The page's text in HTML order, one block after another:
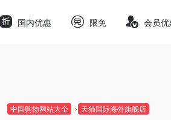
国内优惠 限免 会员优
中国购物网站大全 天猫国际海外旗舰店